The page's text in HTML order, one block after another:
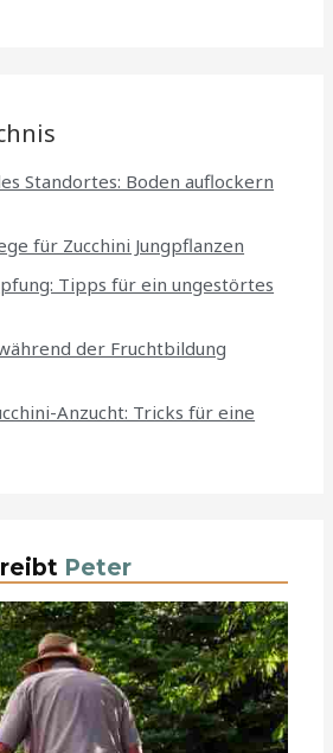
Standortes: Boden auflockern
für Zucchini Jungpflanzen
Tipps für ein ungestörtes
der Fruchtbildung
Anzucht: Tricks für eine
Peter